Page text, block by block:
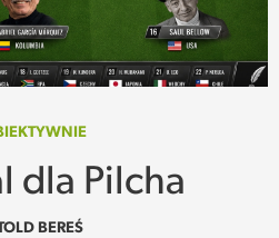
dla Pilcha
BEREŚ